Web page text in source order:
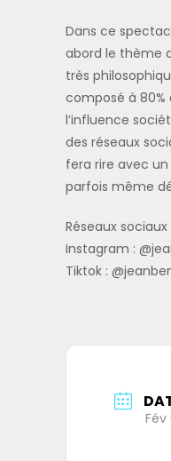
Dans ce
abord le thème
très
composé à
l’influence
des réseaux
fera rire avec
parfois même
Réseaux sociaux
Instagram :
Tiktok :
Fév